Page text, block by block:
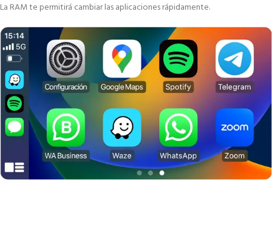
La RAM te permitirá cambiar las aplicaciones rápidamente.